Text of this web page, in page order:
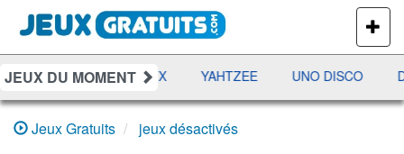
PLUS
DE
JEUX
JEUX DU MOMENT
RAMI JETX YAHTZEE UNO DISCO
Jeux Gratuits jeux désactivés